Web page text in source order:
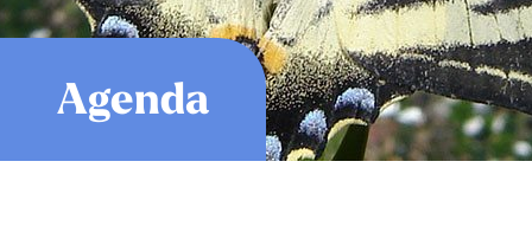
Agenda